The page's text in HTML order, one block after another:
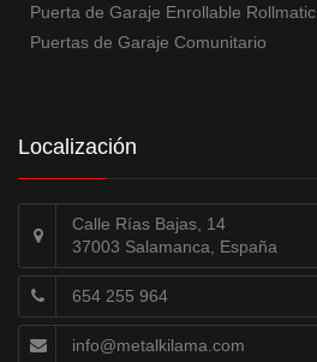
Puerta de Garaje Enrollable Rollmatic
Puertas de Garaje Comunitario
Localización
Calle Rías Bajas, 14
37003 Salamanca, España
654 255 964
info@metalkilama.com